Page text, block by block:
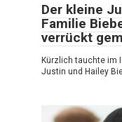
Der kleine
Familie
verrückt
Kürzlich tauchte im
Justin und Hailey